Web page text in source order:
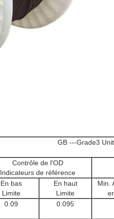
GB ---Grade3
Contrôle de l'OD
Indicateurs de référence
En bas
Limite
En haut
Limite
Min.
0.09 0.095